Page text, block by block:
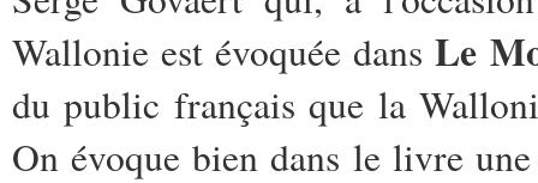
Wallonie est évoquée dansLe
du public français que la
On évoque bien dans le livre